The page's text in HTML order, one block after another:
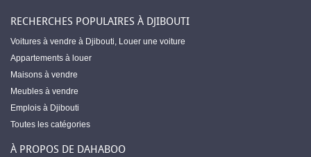
RECHERCHES POPULAIRES À DJIBOUTI
Voitures à vendre à Djibouti, Louer une voiture
Appartements à louer
Maisons à vendre
Meubles à vendre
Emplois à Djibouti
Toutes les catégories
À PROPOS DE DAHABOO